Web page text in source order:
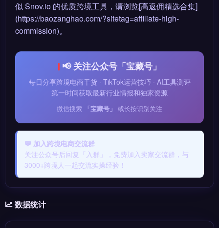
似 Snov.io 的优质跨境工具，请浏览[高返佣精选合集]
(https://baozanghao.com/?sitetag=affiliate-high-
commission)。
📢 关注公众号「宝藏号」
每日分享跨境电商干货 · TikTok运营技巧 · AI工具测评
第一时间获取最新行业情报和独家资源
微信搜索 「宝藏号」 或长按识别关注
💬 加入跨境电商交流群
关注公众号后回复「入群」，免费加入卖家交流群，与
3000+跨境人一起交流实操经验！
数据统计